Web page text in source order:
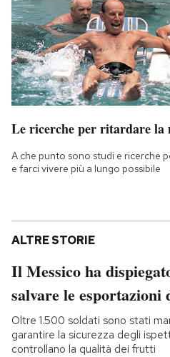
Le ricerche per ritardare la
A che punto sono studi e ricerche
e farci vivere più a lungo possibile
ALTRE STORIE
Il Messico ha
salvare le esportazioni
Oltre 1.500 soldati sono stati
garantire la sicurezza degli
controllano la qualità dei frutti